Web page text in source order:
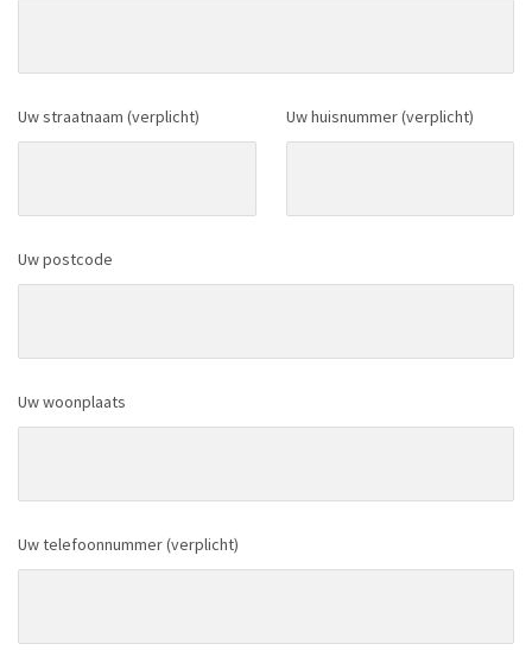
Uw straatnaam (verplicht) Uw huisnummer (verplicht)
Uw postcode
Uw woonplaats
Uw telefoonnummer (verplicht)